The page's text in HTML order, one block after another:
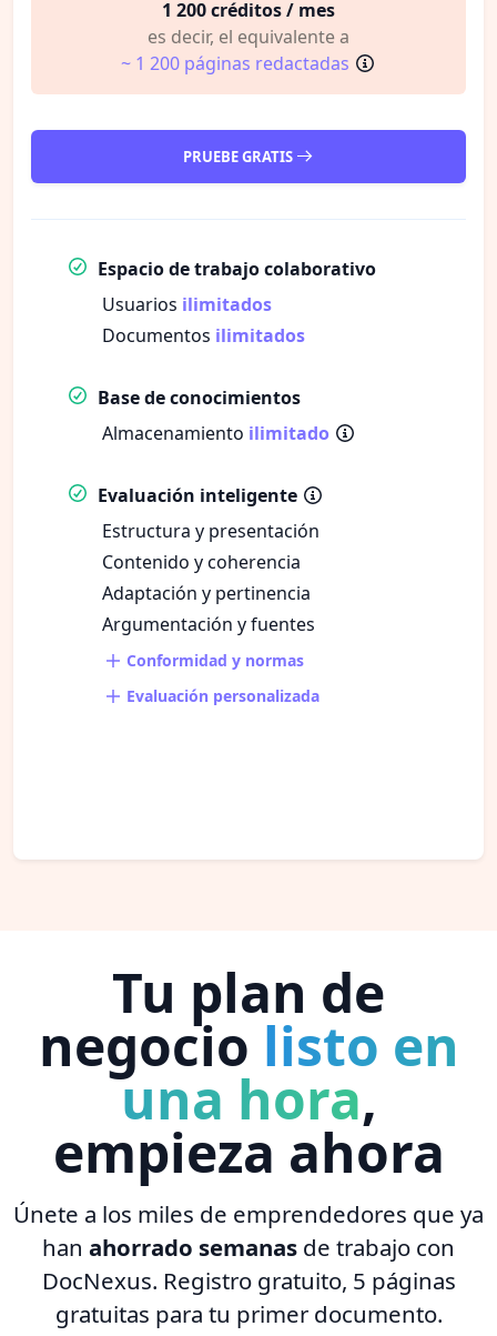
1 200 créditos / mes
es decir, el equivalente a
~ 1 200 páginas redactadas
PRUEBE GRATIS
Espacio de trabajo colaborativo
Usuarios ilimitados
Documentos ilimitados
Base de conocimientos
Almacenamiento ilimitado
Evaluación inteligente
Estructura y presentación
Contenido y coherencia
Adaptación y pertinencia
Argumentación y fuentes
Conformidad y normas
Evaluación personalizada
Tu plan de
negocio listo en
una hora,
empieza ahora
Únete a los miles de emprendedores que ya
han ahorrado semanas de trabajo con
DocNexus. Registro gratuito, 5 páginas
gratuitas para tu primer documento.